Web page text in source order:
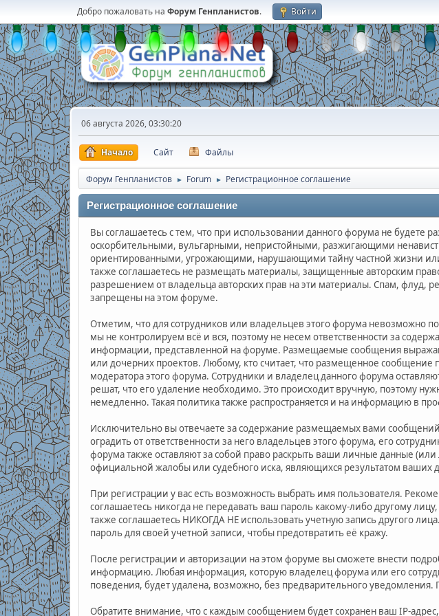
Добро пожаловать на Форум Генпланистов. Войти
06 августа 2026, 03:30:20
Начало Сайт Файлы
Форум Генпланистов ► Forum ► Регистрационное соглашение
Регистрационное соглашение
Вы соглашаетесь с тем, что при использовании данного форума не
оскорбительными, вульгарными, непристойными, разжигающими
ориентированными, угрожающими, нарушающими тайну частной жизни
также соглашаетесь не размещать материалы, защищенные авторским
разрешением от владельца авторских прав на эти материалы. Спам, флуд,
запрещены на этом форуме.
Отметим, что для сотрудников или владельцев этого форума невозможно
мы не контролируем всё и вся, поэтому не несем ответственности за
информации, представленной на форуме. Размещаемые сообщения
или дочерних проектов. Любому, кто считает, что размещенное
модератора этого форума. Сотрудники и владелец данного форума
решат, что его удаление необходимо. Это происходит вручную, поэтому
немедленно. Такая политика также распространяется и на информацию в
Исключительно вы отвечаете за содержание размещаемых вами
оградить от ответственности за него владельцев этого форума, его
форума также оставляют за собой право раскрыть ваши личные данные
официальной жалобы или судебного иска, являющихся результатом ваших
При регистрации у вас есть возможность выбрать имя пользователя.
соглашаетесь никогда не передавать ваш пароль какому-либо другому
также соглашаетесь НИКОГДА НЕ использовать учетную запись другого
пароль для своей учетной записи, чтобы предотвратить её кражу.
После регистрации и авторизации на этом форуме вы сможете внести
информацию. Любая информация, которую владелец форума или его
поведения, будет удалена, возможно, без предварительного
Обратите внимание, что с каждым сообщением будет сохранен ваш IP-